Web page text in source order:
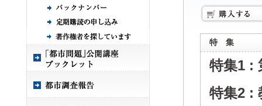
特 集
特集1 :
特集2 :